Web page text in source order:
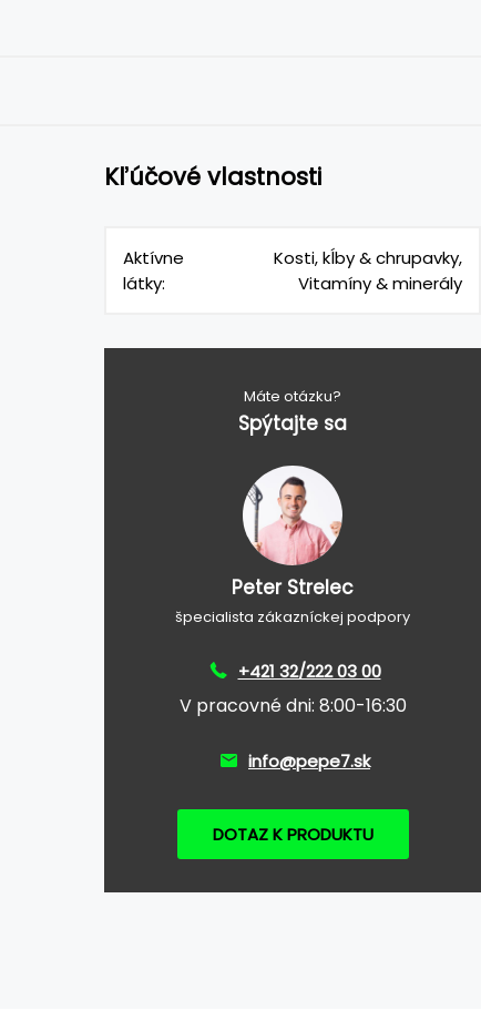
Kľúčové vlastnosti
Aktívne
látky:
Kosti, kĺby & chrupavky,
Vitamíny & minerály
Máte otázku?
Spýtajte sa
Peter Strelec
špecialista zákazníckej podpory
+421 32/222 03 00
V pracovné dni: 8:00-16:30
info@pepe7.sk
DOTAZ K PRODUKTU